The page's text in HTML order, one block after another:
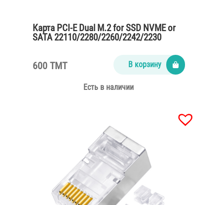
Карта PCI-E Dual M.2 for SSD NVME or
SATA 22110/2280/2260/2242/2230
600 TMT В корзину
Есть в наличии